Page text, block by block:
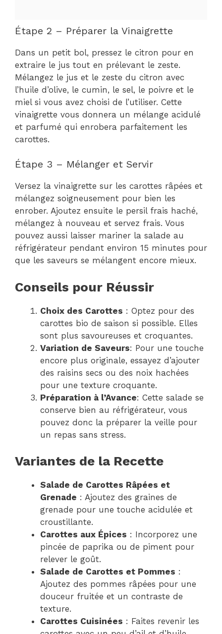
Étape 2 – Préparer la Vinaigrette
Dans un petit bol, pressez le citron pour en
extraire le jus tout en prélevant le zeste.
Mélangez le jus et le zeste du citron avec
l’huile d’olive, le cumin, le sel, le poivre et le
miel si vous avez choisi de l’utiliser. Cette
vinaigrette vous donnera un mélange acidulé
et parfumé qui enrobera parfaitement les
carottes.
Étape 3 – Mélanger et Servir
Versez la vinaigrette sur les carottes râpées et
mélangez soigneusement pour bien les
enrober. Ajoutez ensuite le persil frais haché,
mélangez à nouveau et servez frais. Vous
pouvez aussi laisser mariner la salade au
réfrigérateur pendant environ 15 minutes pour
que les saveurs se mélangent encore mieux.
Conseils pour Réussir
Choix des Carottes : Optez pour des
carottes bio de saison si possible. Elles
sont plus savoureuses et croquantes.
Variation de Saveurs: Pour une touche
encore plus originale, essayez d’ajouter
des raisins secs ou des noix hachées
pour une texture croquante.
Préparation à l’Avance: Cette salade se
conserve bien au réfrigérateur, vous
pouvez donc la préparer la veille pour
un repas sans stress.
Variantes de la Recette
Salade de Carottes Râpées et
Grenade : Ajoutez des graines de
grenade pour une touche acidulée et
croustillante.
Carottes aux Épices : Incorporez une
pincée de paprika ou de piment pour
relever le goût.
Salade de Carottes et Pommes :
Ajoutez des pommes râpées pour une
douceur fruitée et un contraste de
texture.
Carottes Cuisinées : Faites revenir les